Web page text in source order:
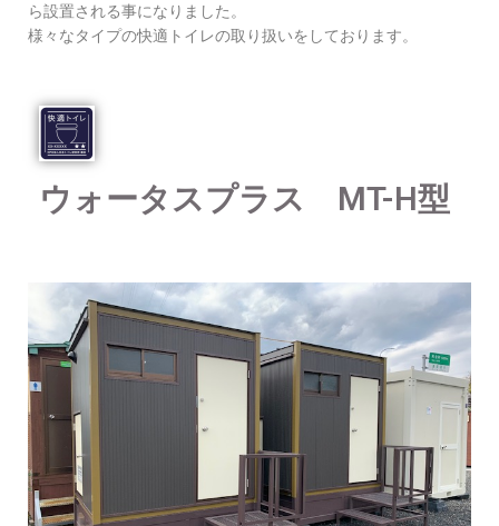
ら設置される事になりました。
様々なタイプの快適トイレの取り扱いをしております。
ウォータスプラス MT-H型